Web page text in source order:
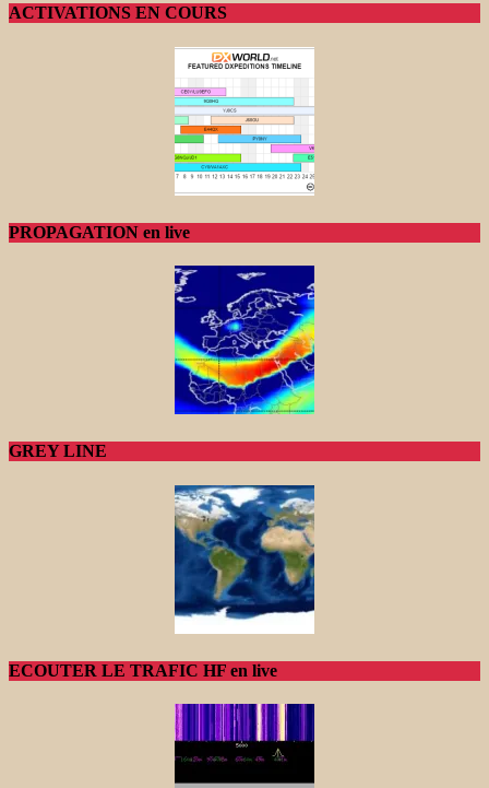
ACTIVATIONS EN COURS
PROPAGATION en live
GREY LINE
ECOUTER LE TRAFIC HF en live